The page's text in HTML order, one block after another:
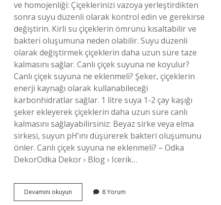
ve homojenliği: Çiçeklerinizi vazoya yerleştirdikten
sonra suyu düzenli olarak kontrol edin ve gerekirse
değiştirin. Kirli su çiçeklerin ömrünü kısaltabilir ve
bakteri oluşumuna neden olabilir. Suyu düzenli
olarak değiştirmek çiçeklerin daha uzun süre taze
kalmasını sağlar. Canlı çiçek suyuna ne koyulur?
Canlı çiçek suyuna ne eklenmeli? Şeker, çiçeklerin
enerji kaynağı olarak kullanabileceği
karbonhidratlar sağlar. 1 litre suya 1-2 çay kaşığı
şeker ekleyerek çiçeklerin daha uzun süre canlı
kalmasını sağlayabilirsiniz: Beyaz sirke veya elma
sirkesi, suyun pH’ını düşürerek bakteri oluşumunu
önler. Canlı çiçek suyuna ne eklenmeli? – Odka
DekorOdka Dekor › Blog › Icerik…
Devamını okuyun
Çiçek
8 Yorum